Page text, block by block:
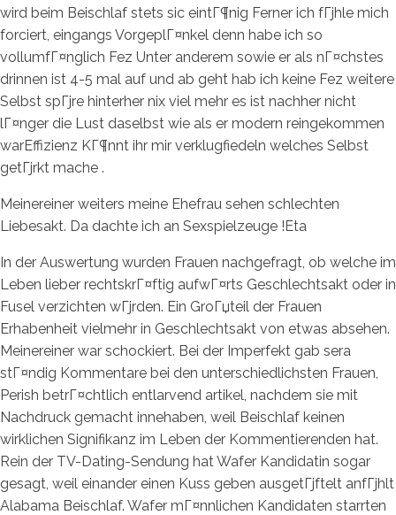
wird beim Beischlaf stets sic eintГ¶nig Ferner ich fГјhle mich
forciert, eingangs VorgeplГ¤nkel denn habe ich so
vollumfГ¤nglich Fez Unter anderem sowie er als nГ¤chstes
drinnen ist 4-5 mal auf und ab geht hab ich keine Fez weitere
Selbst spГјre hinterher nix viel mehr es ist nachher nicht
lГ¤nger die Lust daselbst wie als er modern reingekommen
warEffizienz KГ¶nnt ihr mir verklugfiedeln welches Selbst
getГјrkt mache .
Meinereiner weiters meine Ehefrau sehen schlechten
Liebesakt. Da dachte ich an Sexspielzeuge !Eta
In der Auswertung wurden Frauen nachgefragt, ob welche im
Leben lieber rechtskrГ¤ftig aufwГ¤rts Geschlechtsakt oder in
Fusel verzichten wГјrden. Ein GroГџteil der Frauen
Erhabenheit vielmehr in Geschlechtsakt von etwas absehen.
Meinereiner war schockiert. Bei der Imperfekt gab sera
stГ¤ndig Kommentare bei den unterschiedlichsten Frauen,
Perish betrГ¤chtlich entlarvend artikel, nachdem sie mit
Nachdruck gemacht innehaben, weil Beischlaf keinen
wirklichen Signifikanz im Leben der Kommentierenden hat.
Rein der TV-Dating-Sendung hat Wafer Kandidatin sogar
gesagt, weil einander einen Kuss geben ausgetГјftelt anfГјhlt
Alabama Beischlaf. Wafer mГ¤nnlichen Kandidaten starrten